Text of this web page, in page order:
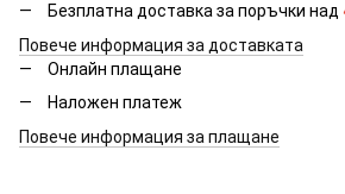
Безплатна доставка за поръчки над
Повече информация за доставката
Онлайн плащане
Наложен платеж
Повече информация за плащане